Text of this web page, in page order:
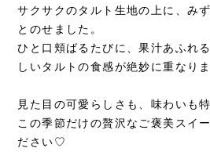
サクサクのタルト生地の上に、み
とのせました。
ひと口頬ばるたびに、果汁あふれ
しいタルトの食感が絶妙に重なりま
見た目の可愛らしさも、味わいも特
この季節だけの贅沢なご褒美スイ
ださい♡